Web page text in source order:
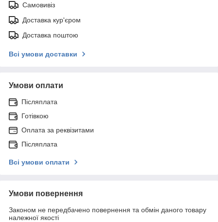
Самовивіз
Доставка кур'єром
Доставка поштою
Всі умови доставки
Умови оплати
Післяплата
Готівкою
Оплата за реквізитами
Післяплата
Всі умови оплати
Умови повернення
Законом не передбачено повернення та обмін даного товару
належної якості